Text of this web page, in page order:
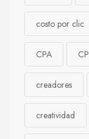
costo por clic
CPA
creadores
creatividad